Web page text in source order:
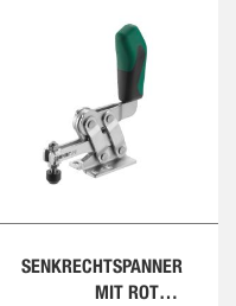
SENKRECHTSPANNER
MIT ROTEM